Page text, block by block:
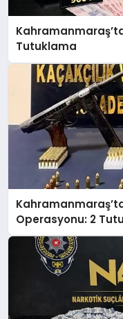
Tutuklama
Operasyonu: 2